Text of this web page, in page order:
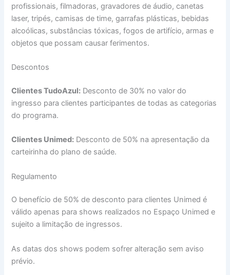
profissionais, filmadoras, gravadores de áudio, canetas
laser, tripés, camisas de time, garrafas plásticas, bebidas
alcoólicas, substâncias tóxicas, fogos de artifício, armas e
objetos que possam causar ferimentos.
Descontos
Clientes TudoAzul: Desconto de 30% no valor do
ingresso para clientes participantes de todas as categorias
do programa.
Clientes Unimed: Desconto de 50% na apresentação da
carteirinha do plano de saúde.
Regulamento
O benefício de 50% de desconto para clientes Unimed é
válido apenas para shows realizados no Espaço Unimed e
sujeito a limitação de ingressos.
As datas dos shows podem sofrer alteração sem aviso
prévio.